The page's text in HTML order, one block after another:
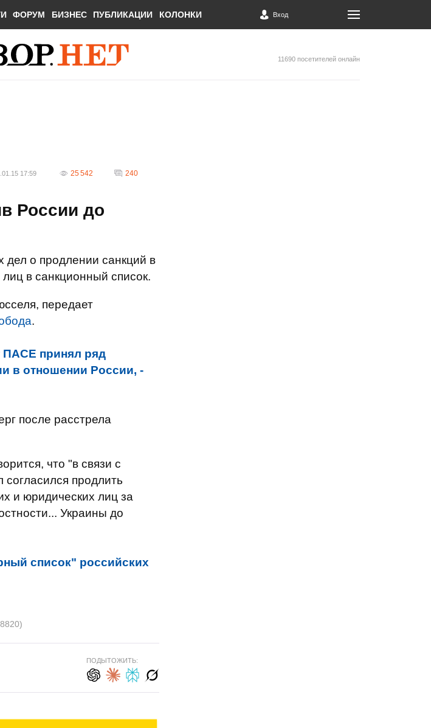
ФОРУМ БИЗНЕС ПУБЛИКАЦИИ КОЛОНКИ Вход
11690 посетителей онлайн
17:59 25 542 240
России до
дел о продлении санкций в
в санкционный список.
передает
.
ПАСЕ принял ряд
в отношении России, -
после расстрела
что "в связи с
продлить
и юридических лиц за
Украины до
список" российских
ПОДЫТОЖИТЬ: